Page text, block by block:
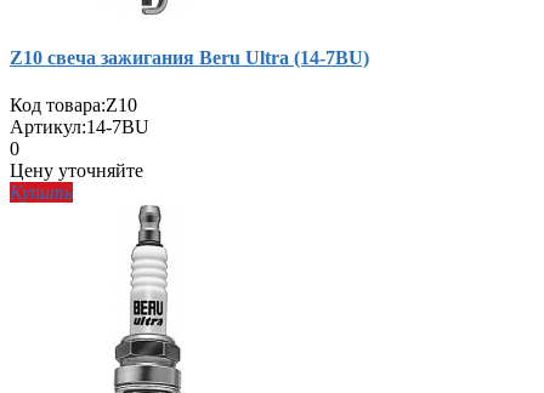
Z10 свеча зажигания Beru Ultra (14-7BU)
Код товара:Z10
Артикул:14-7BU
0
Цену уточняйте
Купить